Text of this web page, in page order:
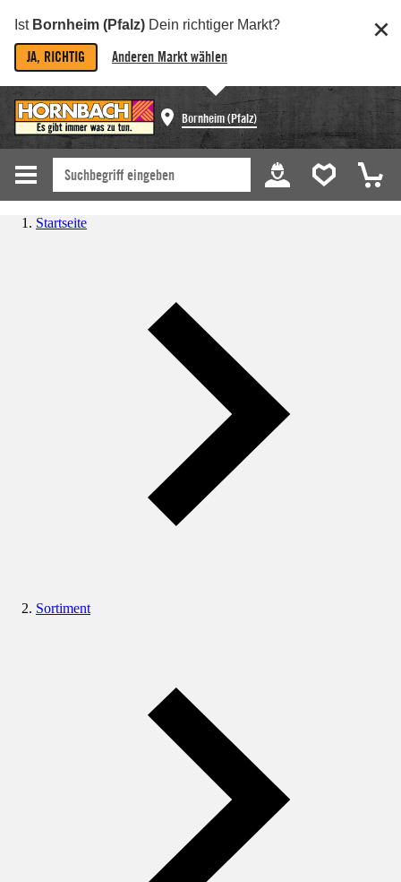
Ist Bornheim (Pfalz) Dein richtiger Markt?
JA, RICHTIG Anderen Markt wählen
Bornheim (Pfalz)
Startseite
Sortiment